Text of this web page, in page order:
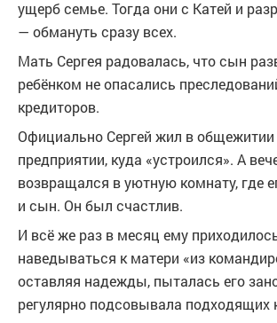
ущерб семье. Тогда они с Катей и
— обмануть сразу всех.
Мать Сергея радовалась, что сын
ребёнком не опасались
кредиторов.
Официально Сергей жил в общежитии
предприятии, куда «устроился». А
возвращался в уютную комнату, где
и сын. Он был счастлив.
И всё же раз в месяц ему
наведываться к матери «из
оставляя надежды, пыталась его
регулярно подсовывала подходящих